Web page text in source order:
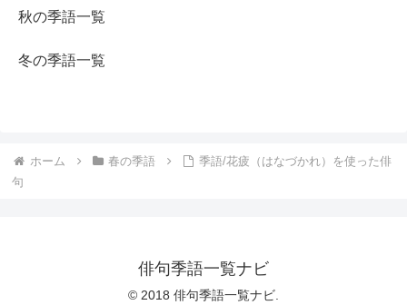
秋の季語一覧
冬の季語一覧
ホーム 春の季語
季語/花疲（はなづかれ）を使った俳
句
俳句季語一覧ナビ
© 2018 俳句季語一覧ナビ.